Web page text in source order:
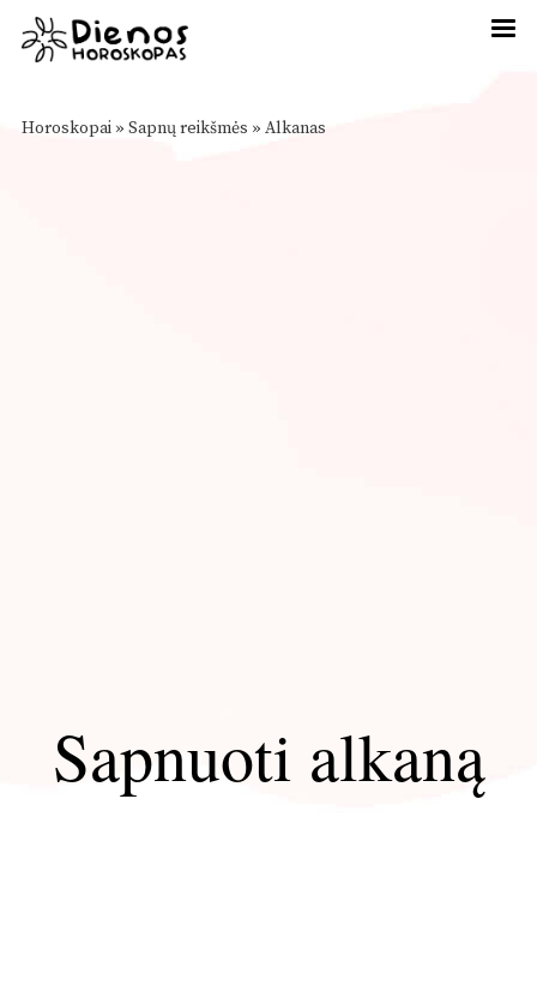
Horoskopai » Sapnų reikšmės » Alkanas
Sapnuoti alkaną